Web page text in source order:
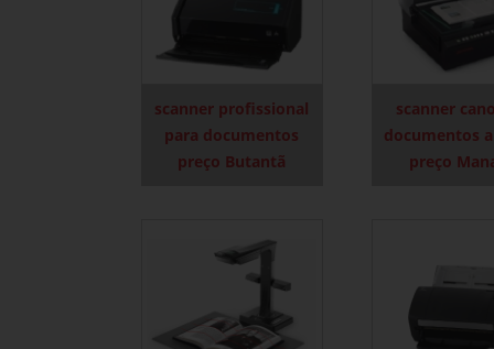
scanner profissional
para documentos
preço Butantã
scanner
documentos
preço